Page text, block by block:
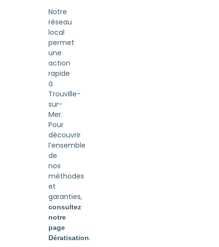
Notre
réseau
local
permet
une
action
rapide
à
Trouville-
sur-
Mer.
Pour
découvrir
l’ensemble
de
nos
méthodes
et
garanties,
consultez
notre
page
Dératisation.